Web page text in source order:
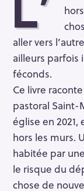
aller vers
ailleurs parfois
féconds.
Ce livre
pastoral Saint-
église en
hors les murs.
habitée par
le risque du
chose de